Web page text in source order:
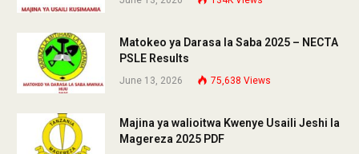
Matokeo ya Darasa la Saba 2025 – NECTA
PSLE Results
June 13, 2026 75,638 Views
Majina ya walioitwa Kwenye Usaili Jeshi la
Magereza 2025 PDF